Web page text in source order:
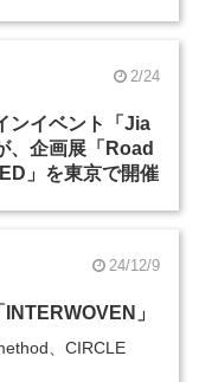
2/24
ンイベント「Jia
、企画展「Road
」を東京で開催
24/12/9
」
、CIRCLE